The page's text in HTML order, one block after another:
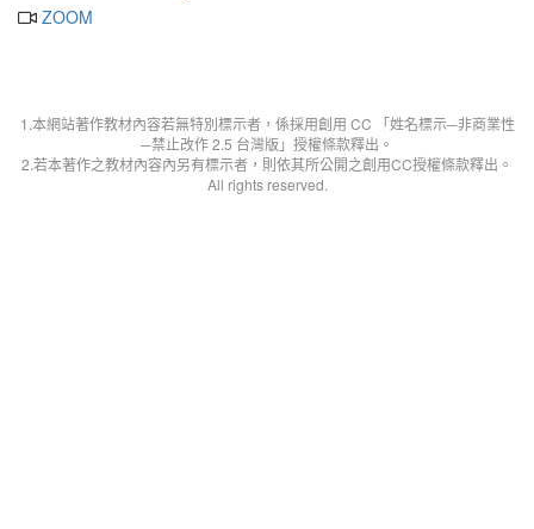
ZOOM
1.本網站著作教材內容若無特別標示者，係採用創用 CC 「姓名標示─非商業性
─禁止改作 2.5 台灣版」授權條款釋出。
2.若本著作之教材內容內另有標示者，則依其所公開之創用CC授權條款釋出。
All rights reserved.